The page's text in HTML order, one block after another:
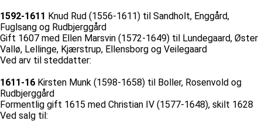
1592-1611 Knud Rud (1556-1611) til Sandholt, Enggård,
Fuglsang og Rudbjerggård
Gift 1607 med Ellen Marsvin (1572-1649) til Lundegaard, Øster
Vallø, Lellinge, Kjærstrup, Ellensborg og Veilegaard
Ved arv til steddatter:
1611-16 Kirsten Munk (1598-1658) til Boller, Rosenvold og
Rudbjerggård
Formentlig gift 1615 med Christian IV (1577-1648), skilt 1628
Ved salg til: